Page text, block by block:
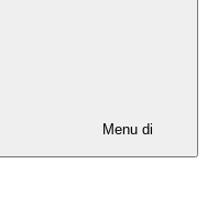
Menu di